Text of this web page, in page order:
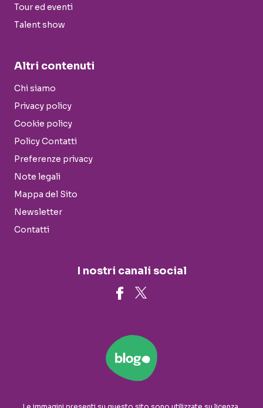
Tour ed eventi
Talent show
Altri contenuti
Chi siamo
Privacy policy
Cookie policy
Policy Contatti
Preferenze privacy
Note legali
Mappa del Sito
Newsletter
Contatti
I nostri canali social